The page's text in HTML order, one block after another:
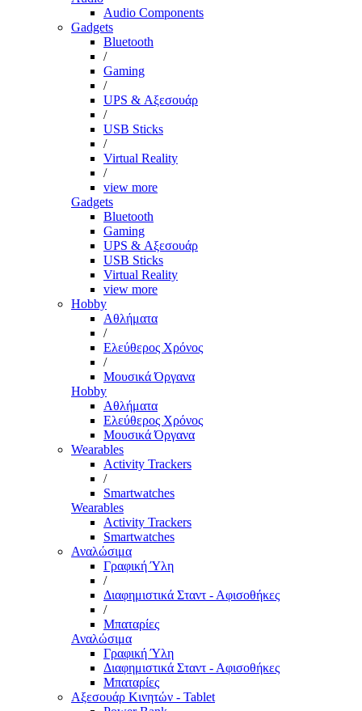
Audio Components
Gadgets
Bluetooth
/
Gaming
/
UPS & Αξεσουάρ
/
USB Sticks
/
Virtual Reality
/
view more
Gadgets
Bluetooth
Gaming
UPS & Αξεσουάρ
USB Sticks
Virtual Reality
view more
Hobby
Αθλήματα
/
Ελεύθερος Χρόνος
/
Μουσικά Όργανα
Hobby
Αθλήματα
Ελεύθερος Χρόνος
Μουσικά Όργανα
Wearables
Activity Trackers
/
Smartwatches
Wearables
Activity Trackers
Smartwatches
Αναλώσιμα
Γραφική Ύλη
/
Διαφημιστικά Σταντ - Αφισοθήκες
/
Μπαταρίες
Αναλώσιμα
Γραφική Ύλη
Διαφημιστικά Σταντ - Αφισοθήκες
Μπαταρίες
Αξεσουάρ Κινητών - Tablet